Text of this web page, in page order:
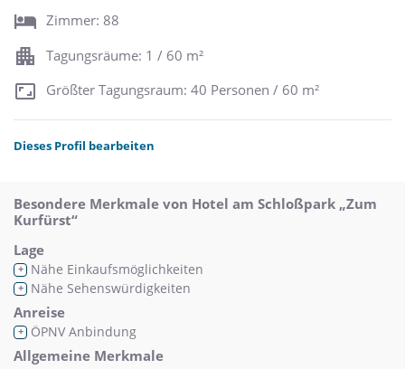
Zimmer: 88
Tagungsräume: 1 / 60 m²
Größter Tagungsraum: 40 Personen / 60 m²
Dieses Profil bearbeiten
Besondere Merkmale von Hotel am Schloßpark „Zum
Kurfürst“
Lage
+ Nähe Einkaufsmöglichkeiten
+ Nähe Sehenswürdigkeiten
Anreise
+ ÖPNV Anbindung
Allgemeine Merkmale